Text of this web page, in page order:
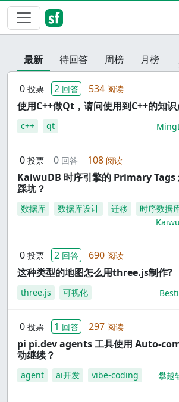
最新 待回答 周榜 月榜
0 投票 2 回答 534 阅读
使用C++做Qt，请问使用到C++的知
c++ qt
0 投票 0 回答 108 阅读
KaiwuDB 时序引擎的 Primary Tags
踩坑？
数据库 数据库设计 迁移 时序数据
0 投票 2 回答 690 阅读
这种类型的地图怎么用three.js制作?
three.js 可视化
0 投票 1 回答 297 阅读
pi pi.dev agents 工具使用 Auto-
动继续？
agent ai开发 vibe-coding 攀越